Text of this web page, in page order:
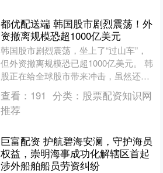
都优配送端 韩国股市剧烈震荡！外
资撤离规模恐超1000亿美元
韩国股市剧烈震荡，坐上了“过山车”，
但外资撤离规模恐已超1000亿美元。 韩
股正在给全球股市带来冲击，虽然还不
足以引发国际金融危机，但是国内资金
警惕性明显上升。....
查看： 191 分类： 股票配资知识网
推荐
巨富配资 护航碧海安澜，守护海员
权益，崇明海事成功化解辖区首起
涉外船舶船员劳资纠纷